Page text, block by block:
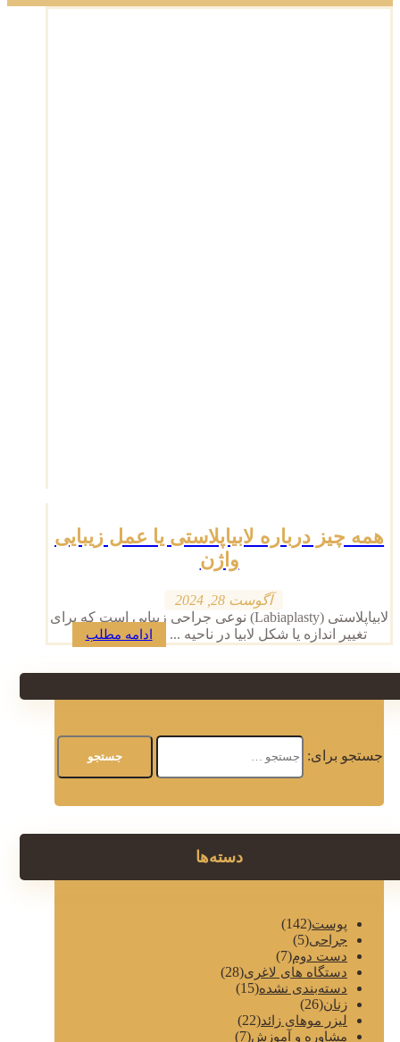
همه چیز درباره لابیاپلاستی یا عمل زیبایی
واژن
آگوست 28, 2024
لابیاپلاستی (Labiaplasty) نوعی جراحی زیبایی است که برای
تغییر اندازه یا شکل لابیا در ناحیه ...
ادامه مطلب
جستجو برای:
دسته‌ها
پوست(142)
جراحی(5)
دست دوم(7)
دستگاه های لاغری(28)
دسته‌بندی نشده(15)
زنان(26)
لیزر موهای زائد(22)
مشاوره و آموزش(7)